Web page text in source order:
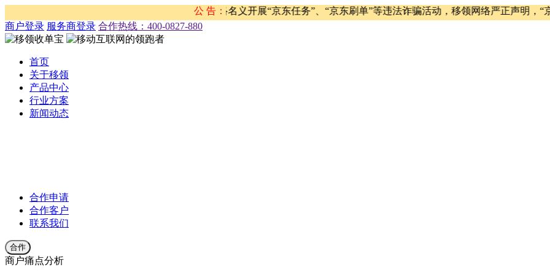
公 告：
近期，移领网络发现有不法分子盗用移领网络名义开展“京东任务”、“京东刷单”等违法诈骗活动，移领网络严正声明，
商户登录 服务商登录 合作热线：‭400-0827-880
首页
关于移领
产品中心
行业方案
新闻动态
合作申请
合作客户
联系我们
合作
商户痛点分析